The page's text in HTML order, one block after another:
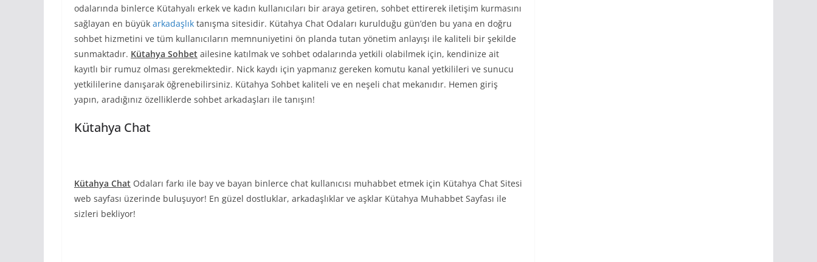
odalarında binlerce Kütahyalı erkek ve kadın kullanıcıları bir araya getiren, sohbet ettirerek iletişim kurmasını
sağlayan en büyük arkadaşlık tanışma sitesidir. Kütahya Chat Odaları kurulduğu gün’den bu yana en doğru
sohbet hizmetini ve tüm kullanıcıların memnuniyetini ön planda tutan yönetim anlayışı ile kaliteli bir şekilde
sunmaktadır. Kütahya Sohbet ailesine katılmak ve sohbet odalarında yetkili olabilmek için, kendinize ait
kayıtlı bir rumuz olması gerekmektedir. Nick kaydı için yapmanız gereken komutu kanal yetkilileri ve sunucu
yetkililerine danışarak öğrenebilirsiniz. Kütahya Sohbet kaliteli ve en neşeli chat mekanıdır. Hemen giriş
yapın, aradığınız özelliklerde sohbet arkadaşları ile tanışın!
Kütahya Chat
Kütahya Chat Odaları farkı ile bay ve bayan binlerce chat kullanıcısı muhabbet etmek için Kütahya Chat Sitesi
web sayfası üzerinde buluşuyor! En güzel dostluklar, arkadaşlıklar ve aşklar Kütahya Muhabbet Sayfası ile
sizleri bekliyor!